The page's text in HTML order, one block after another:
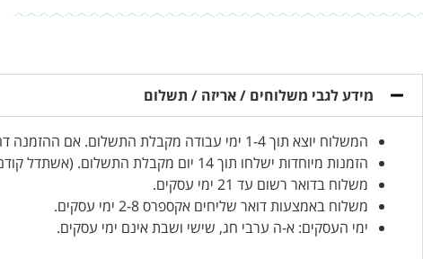
מידע לגבי משלוחים / אריזה / תשלום
המשלוח יוצא תוך 1-4 ימי עבודה מקבלת התשלום. אם ההזמנה דחופה, אנא ציינו זאת בהזמנה.
הזמנות מיוחדות ישלחו תוך 14 יום מקבלת התשלום. (אשתדל קודם…)
משלוח בדואר רשום עד 21 ימי עסקים.
משלוח באמצעות דואר שליחים אקספרס 2-8 ימי עסקים.
ימי העסקים: א-ה ערבי חג, שישי ושבת אינם ימי עסקים.